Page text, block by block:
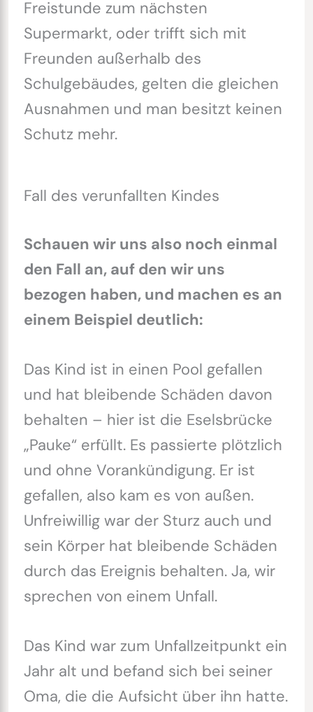
Freistunde zum nächsten
Supermarkt, oder trifft sich mit
Freunden außerhalb des
Schulgebäudes, gelten die gleichen
Ausnahmen und man besitzt keinen
Schutz mehr.
Fall des verunfallten Kindes
Schauen wir uns also noch einmal
den Fall an, auf den wir uns
bezogen haben, und machen es an
einem Beispiel deutlich:
Das Kind ist in einen Pool gefallen
und hat bleibende Schäden davon
behalten – hier ist die Eselsbrücke
„Pauke“ erfüllt. Es passierte plötzlich
und ohne Vorankündigung. Er ist
gefallen, also kam es von außen.
Unfreiwillig war der Sturz auch und
sein Körper hat bleibende Schäden
durch das Ereignis behalten. Ja, wir
sprechen von einem Unfall.
Das Kind war zum Unfallzeitpunkt ein
Jahr alt und befand sich bei seiner
Oma, die die Aufsicht über ihn hatte.